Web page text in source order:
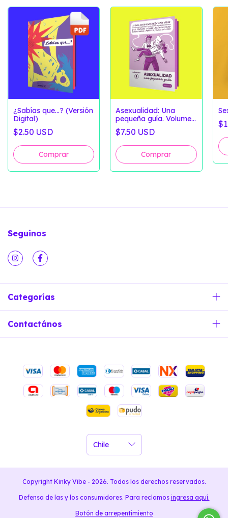
¿Sabías que...? (Versión
Digital)
$2.50 USD
Asexualidad: Una
pequeña guía. Volumen
1
$7.50 USD
Seguinos
Categorías
Contactános
Copyright Kinky Vibe - 2026. Todos los derechos reservados.
Defensa de las y los consumidores. Para reclamos ingresa aquí.
Botón de arrepentimiento